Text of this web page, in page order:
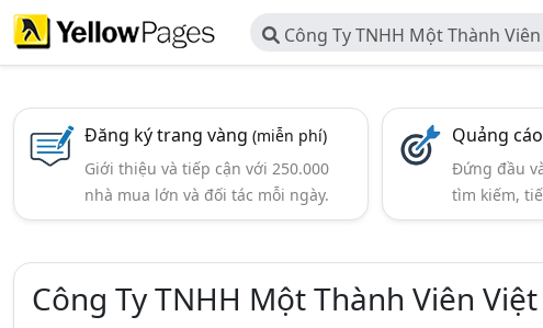
Công Ty TNHH Một Thành
Đăng ký trang vàng (miễn phí)
Giới thiệu và tiếp cận với 250.000
nhà mua lớn và đối tác mỗi ngày.
Quảng
Đứng đầu
tìm kiếm,
Công Ty TNHH Một Thành Viên Việt